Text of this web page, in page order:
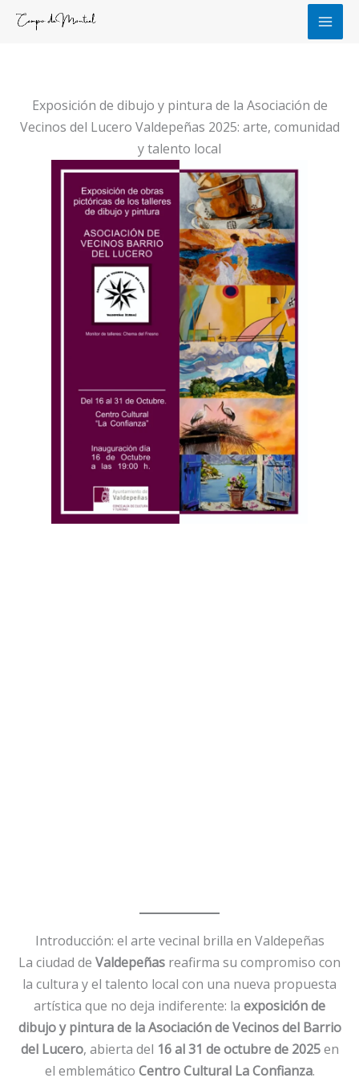
Exposición de dibujo y pintura de la Asociación de
Vecinos del Lucero Valdepeñas 2025: arte, comunidad
y talento local
Introducción: el arte vecinal brilla en Valdepeñas
La ciudad de Valdepeñas reafirma su compromiso con
la cultura y el talento local con una nueva propuesta
artística que no deja indiferente: la exposición de
dibujo y pintura de la Asociación de Vecinos del Barrio
del Lucero, abierta del 16 al 31 de octubre de 2025en
el emblemático Centro Cultural La Confianza.